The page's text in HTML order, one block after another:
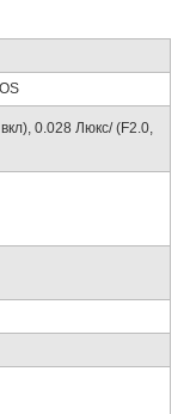
0.028 Люкс/ (F2.0,